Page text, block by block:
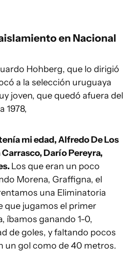
en Nacional
Hohberg, que lo dirigió
a la selección uruguaya
joven, que quedó afuera del
1978,
mi edad, Alfredo De Los
Darío Pereyra,
Los que eran un poco
Morena, Graffigna, el
una Eliminatoria
que jugamos el primer
íbamos ganando 1-0,
de goles, y faltando pocos
un gol como de 40 metros.